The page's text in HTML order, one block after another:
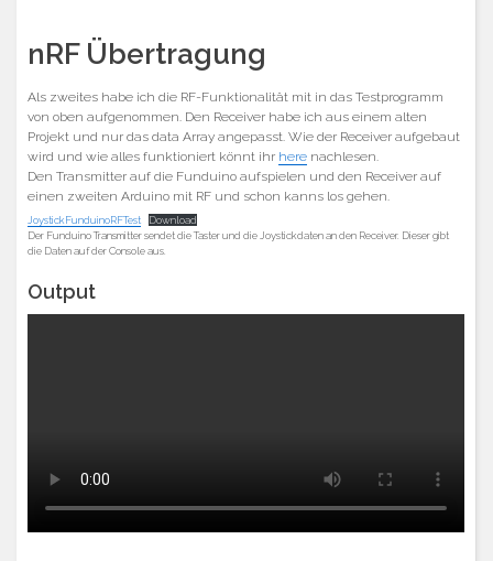
nRF Übertragung
Als zweites habe ich die RF-Funktionalität mit in das Testprogramm
von oben aufgenommen. Den Receiver habe ich aus einem alten
Projekt und nur das data Array angepasst. Wie der Receiver aufgebaut
wird und wie alles funktioniert könnt ihr here nachlesen.
Den Transmitter auf die Funduino aufspielen und den Receiver auf
einen zweiten Arduino mit RF und schon kanns los gehen.
JoystickFunduinoRFTest
Download
Der Funduino Transmitter sendet die Taster und die Joystickdaten an den Receiver. Dieser gibt
die Daten auf der Console aus.
Output